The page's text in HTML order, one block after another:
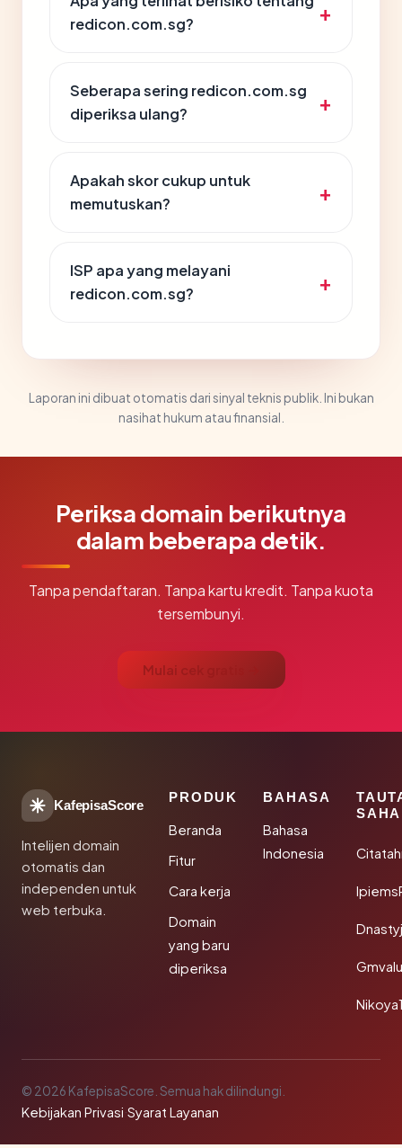
redicon.com.sg?
Seberapa sering redicon.com.sg
diperiksa ulang?
Apakah skor cukup untuk
memutuskan?
ISP apa yang melayani
redicon.com.sg?
Laporan ini dibuat otomatis dari sinyal teknis publik. Ini bukan
nasihat hukum atau finansial.
Periksa domain berikutnya
dalam beberapa detik.
Tanpa pendaftaran. Tanpa kartu kredit. Tanpa kuota
tersembunyi.
Mulai cek gratis →
KafepisaScore
Intelijen domain
otomatis dan
independen untuk
web terbuka.
PRODUK
Beranda
Fitur
Cara kerja
Domain
yang baru
diperiksa
BAHASA
Bahasa
Indonesia
© 2026 KafepisaScore. Semua hak dilindungi.
Kebijakan Privasi·Syarat Layanan